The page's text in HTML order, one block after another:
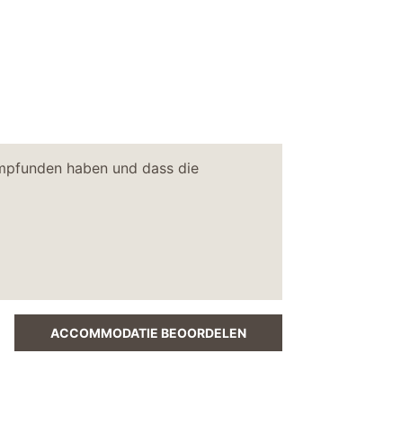
haben und dass die
ACCOMMODATIE BEOORDELEN